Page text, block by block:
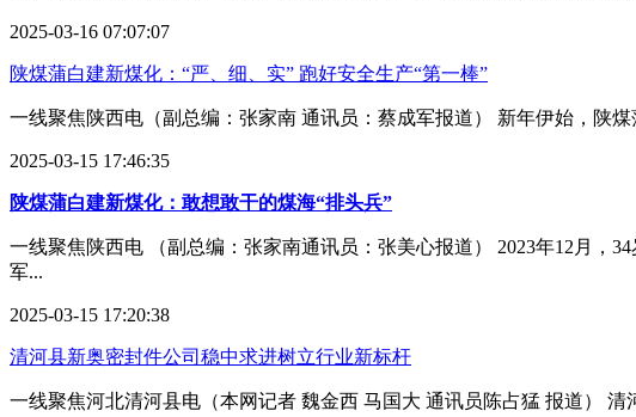
2025-03-16 07:07:07
陕煤蒲白建新煤化：“严、细、实” 跑好安全生产“第一棒”
一线聚焦陕西电（副总编：张家南 通讯员：蔡成军报道） 新年伊始，陕
2025-03-15 17:46:35
陕煤蒲白建新煤化：敢想敢干的煤海“排头兵”
一线聚焦陕西电 （副总编：张家南通讯员：张美心报道） 2023年12月，
军...
2025-03-15 17:20:38
清河县新奥密封件公司稳中求进树立行业新标杆
一线聚焦河北清河县电（本网记者 魏金西 马国大 通讯员陈占猛 报道）